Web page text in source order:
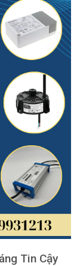
Tin Cậy